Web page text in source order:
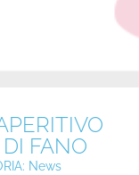
FANO
News